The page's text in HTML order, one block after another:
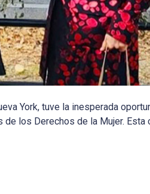
York, tuve la inesperada
los Derechos de la Mujer. Esta